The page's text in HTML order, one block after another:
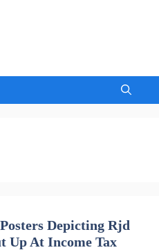
Depicting Rjd
Up At Income Tax